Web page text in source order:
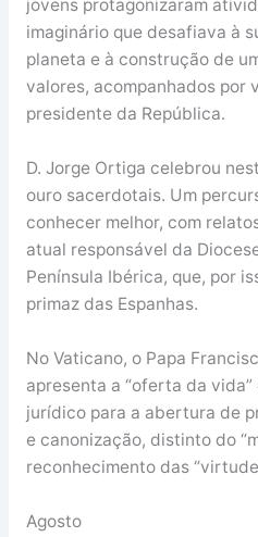
jovens protagonizaram
imaginário que desafiava à
planeta e à construção de
valores, acompanhados por
presidente da República.
D. Jorge Ortiga celebrou
ouro sacerdotais. Um
conhecer melhor, com
atual responsável da
Península Ibérica, que, por
primaz das Espanhas.
No Vaticano, o Papa
apresenta a “oferta da
jurídico para a abertura de
e canonização, distinto do
reconhecimento das
Agosto